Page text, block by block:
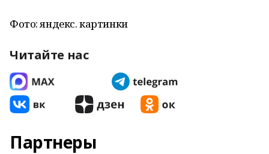
Фото: яндекс. картинки
Читайте нас
Партнеры